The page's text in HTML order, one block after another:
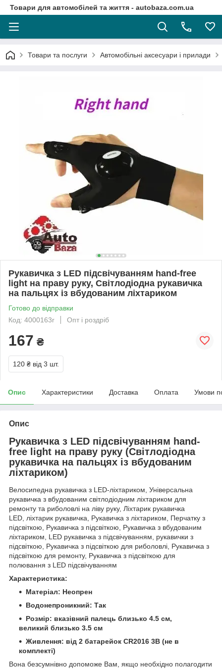
Товари для автомобілей та життя - autobaza.com.ua
Товари та послуги Автомобільні аксесуари і прилади
Рукавичка з LED підсвічуванням hand-free
light на праву руку, Світлодіодна рукавичка
на пальцях із вбудованим ліхтариком
Готово до відправки
Код: 4000163r
Опт і роздріб
167 ₴
120 ₴ від 3 шт.
Опис Характеристики Доставка Оплата Умови
Опис
Рукавичка з LED підсвічуванням hand-
free light на праву руку (Світлодіодна
рукавичка на пальцях із вбудованим
ліхтариком)
Велосипедна рукавичка з LED-ліхтариком, Універсальна
рукавичка з вбудованим світлодіодним ліхтариком для
ремонту та риболовлі на ліву руку, Ліхтарик рукавичка
LED, ліхтарик рукавичка, Рукавичка з ліхтариком, Перчатку з
підсвіткою, Рукавичка з підсвіткою, Рукавичка з вбудованим
ліхтариком, LED рукавичка з підсвічуванням, рукавички з
підсвіткою, Рукавичка з підсвіткою для риболовлі, Рукавичка з
підсвіткою для ремонту, Рукавичка з підсвіткою для
полювання з LED підсвічуванням
Характеристика:
Матеріал: Неопрен
Водонепроникний: Так
Розмір: вказівний палець близько 4.5 см,
великий близько 3.5 см
Живлення: від 2 батарейок CR2016 3В (не в
комплекті)
Вона безсумнівно допоможе Вам, якщо необхідно полагодити